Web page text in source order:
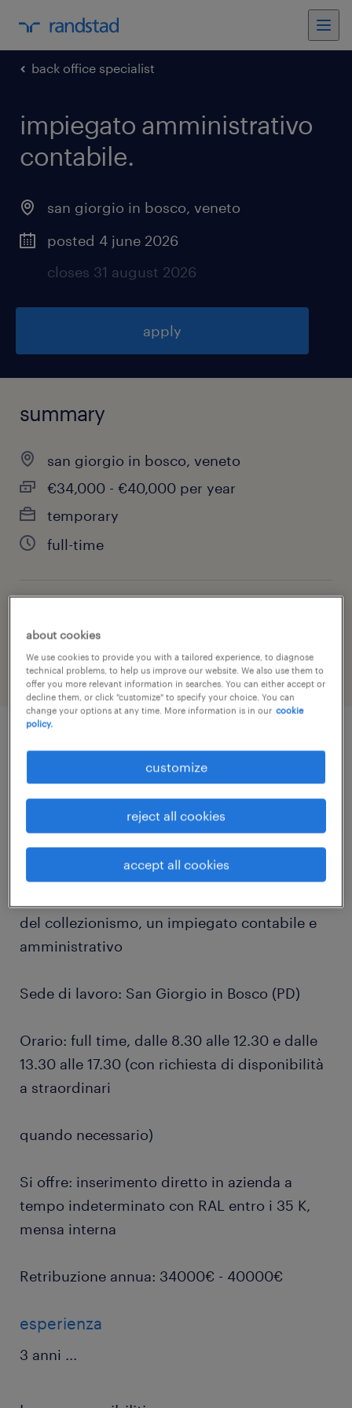
back office specialist
impiegato amministrativo
contabile.
san giorgio in bosco, veneto
posted 4 june 2026
closes 31 august 2026
apply
summary
san giorgio in bosco, veneto
€34,000 - €40,000 per year
temporary
full-time
administrative & support services
job details
Randstad Talent Selection è la specialty che
si occupa di Ricerca & Selezione di
professionisti qualificati.
del collezionismo, un impiegato contabile e
amministrativo
Sede di lavoro: San Giorgio in Bosco (PD)
Orario: full time, dalle 8.30 alle 12.30 e dalle
13.30 alle 17.30 (con richiesta di disponibilità
a straordinari
quando necessario)
Si offre: inserimento diretto in azienda a
tempo indeterminato con RAL entro i 35 K,
mensa interna
Retribuzione annua: 34000€ - 40000€
esperienza
3 anni ...
about cookies
We use cookies to provide you with a tailored experience, to diagnose
technical problems, to help us improve our website. We also use them to
offer you more relevant information in searches. You can either accept or
decline them, or click "customize" to specify your choice. You can
change your options at any time. More information is in our cookie
policy.
customize
reject all cookies
accept all cookies